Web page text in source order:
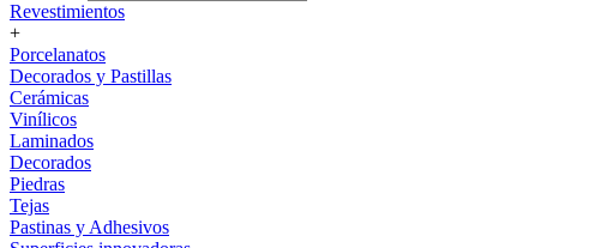
Revestimientos
+
Porcelanatos
Decorados y Pastillas
Cerámicas
Vinílicos
Laminados
Decorados
Piedras
Tejas
Pastinas y Adhesivos